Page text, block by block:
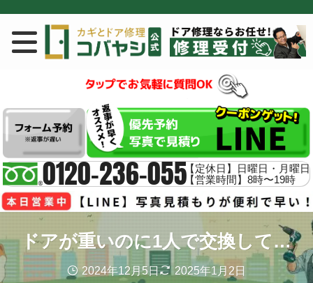
0120-236-055【定休日】日曜日・月曜日
【営業時間】8時〜19時
ドアが重いのに1人で交換して…
2024年12月5日 2025年1月2日